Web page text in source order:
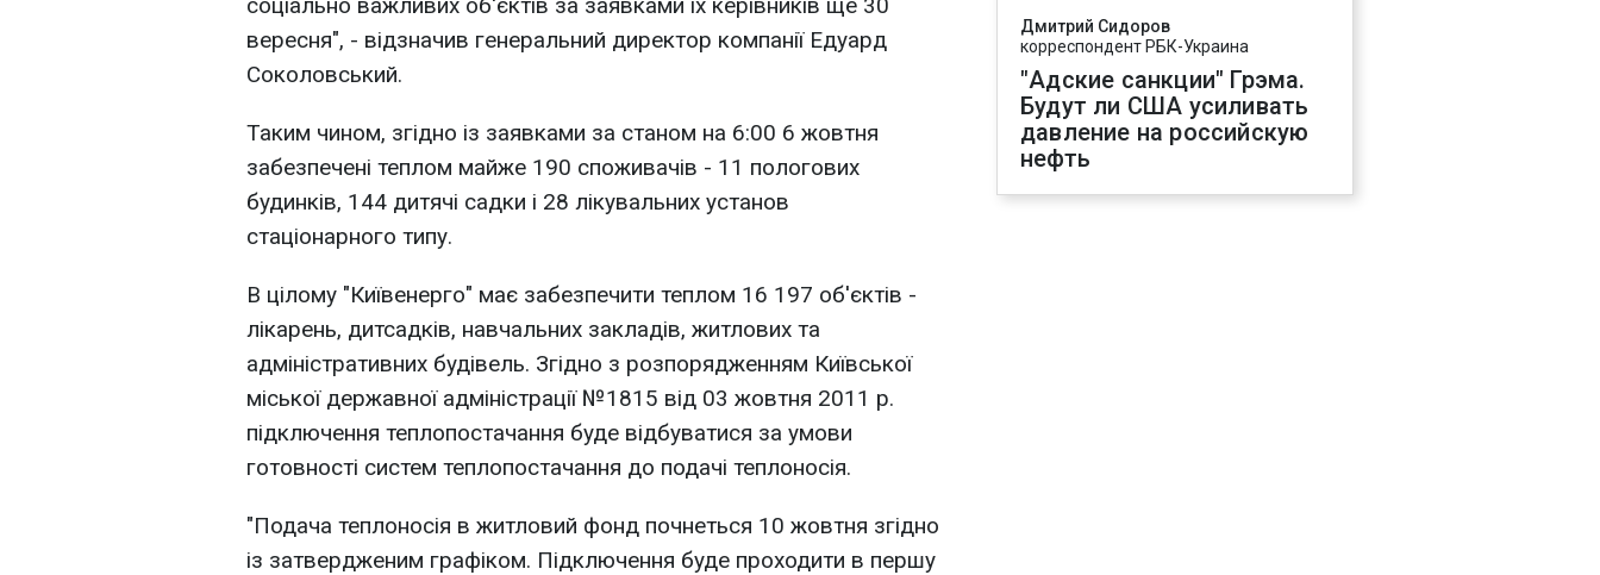
вересня", - відзначив генеральний директор компанії Едуард
Соколовський.
Таким чином, згідно із заявками за станом на 6:00 6 жовтня
забезпечені теплом майже 190 споживачів - 11 пологових
будинків, 144 дитячі садки і 28 лікувальних установ
стаціонарного типу.
В цілому "Київенерго" має забезпечити теплом 16 197 об'єктів -
лікарень, дитсадків, навчальних закладів, житлових та
адміністративних будівель. Згідно з розпорядженням Київської
міської державної адміністрації №1815 від 03 жовтня 2011 р.
підключення теплопостачання буде відбуватися за умови
готовності систем теплопостачання до подачі теплоносія.
"Подача теплоносія в житловий фонд почнеться 10 жовтня згідно
із затвердженим графіком. Підключення буде проходити в першу
Дмитрий Сидоров
корреспондент РБК-Украина
"Адские санкции" Грэма.
Будут ли США усиливать
давление на российскую
нефть